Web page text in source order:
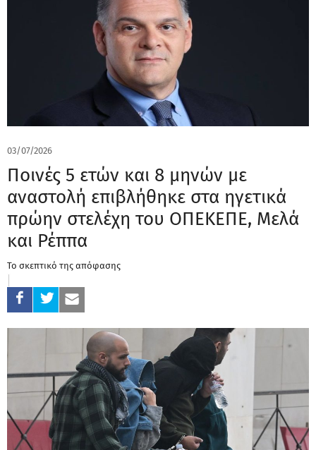
03/07/2026
Ποινές 5 ετών και 8 μηνών με
αναστολή επιβλήθηκε στα ηγετικά
πρώην στελέχη του ΟΠΕΚΕΠΕ, Μελά
και Ρέππα
Το σκεπτικό της απόφασης